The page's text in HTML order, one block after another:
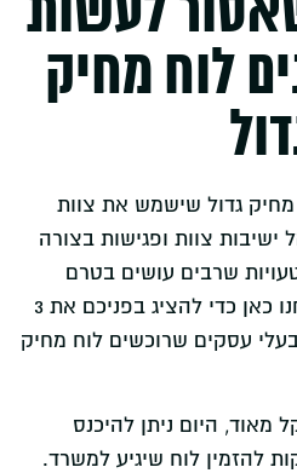
לעשות
לוח מחיק
גדול שישמש את צוות
ישיבות צוות ופגישות בצורה
שרבים עושים בטרם
רכישת לוח מחיק גדול ואנחנו כאן כדי להציג בפניכם את 3
עסקים שרוכשים לוח מחיק
מאוד, היום ניתן להיכנס
אינטרנטית ותוך 3 דקות להזמין לוח שיגיע למשרד.